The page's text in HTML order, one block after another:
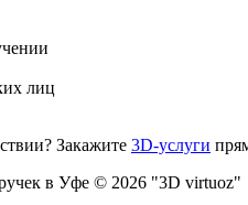
лиц
Закажите 3D-услуги
в Уфе © 2026 "3D virtuoz"